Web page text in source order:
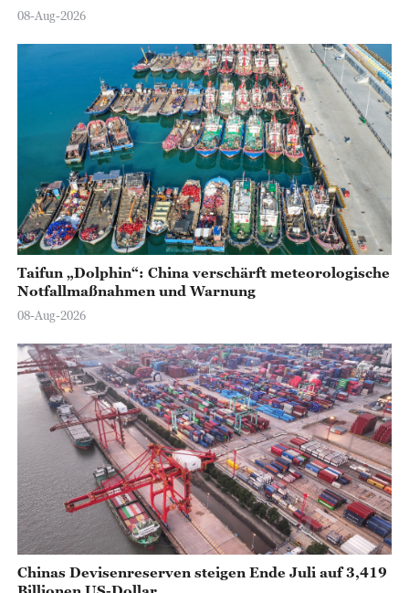
08-Aug-2026
Taifun „Dolphin“: China verschärft meteorologische
Notfallmaßnahmen und Warnung
08-Aug-2026
Chinas Devisenreserven steigen Ende Juli auf 3,419